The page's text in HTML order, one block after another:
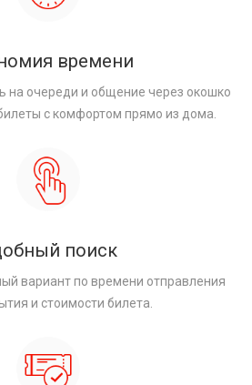
времени
на очереди и общение через окошко
с комфортом прямо из дома.
поиск
вариант по времени отправления
и стоимости билета.